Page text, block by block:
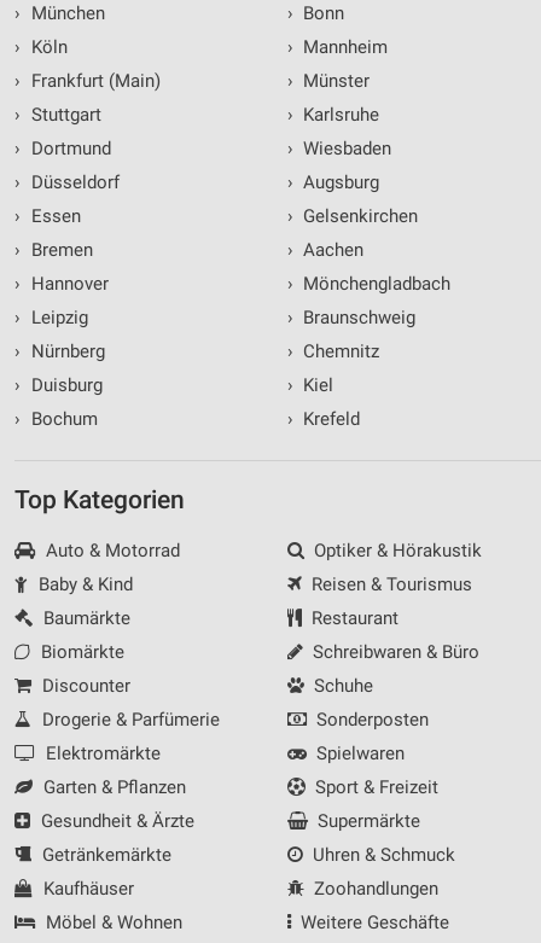
›
München
›
Köln
›
Frankfurt (Main)
› Stuttgart
›
Dortmund
›
Düsseldorf
›
Essen
›
Bremen
›
Hannover
›
Leipzig
›
Nürnberg
›
Duisburg
›
Bochum
› Bonn
› Mannheim
› Münster
› Karlsruhe
› Wiesbaden
› Augsburg
› Gelsenkirchen
› Aachen
› Mönchengladbach
› Braunschweig
› Chemnitz
› Kiel
› Krefeld
Top Kategorien
Auto & Motorrad
Baby & Kind
Baumärkte
Biomärkte
Discounter
Drogerie & Parfümerie
Elektromärkte
Garten & Pflanzen
Gesundheit & Ärzte
Getränkemärkte
Kaufhäuser
Möbel & Wohnen
Optiker & Hörakustik
Reisen & Tourismus
Restaurant
Schreibwaren & Büro
Schuhe
Sonderposten
Spielwaren
Sport & Freizeit
Supermärkte
Uhren & Schmuck
Zoohandlungen
Weitere Geschäfte